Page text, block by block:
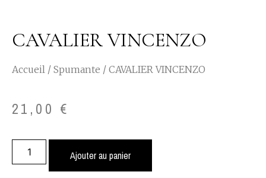
CAVALIER VINCENZO
Accueil / Spumante / CAVALIER VINCENZO
21,00 €
Ajouter au panier